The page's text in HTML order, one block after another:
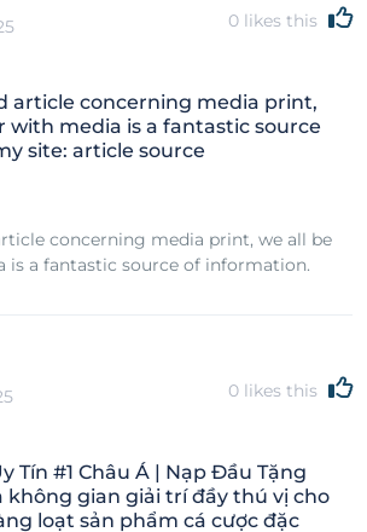
0 likes this
article concerning media print,
with media is a fantastic source
site: article source
concerning media print, we all be
is a fantastic source of information.
0 likes this
Tín #1 Châu Á | Nạp Đầu Tặng
không gian giải trí đầy thú vị cho
loạt sản phẩm cá cược đặc